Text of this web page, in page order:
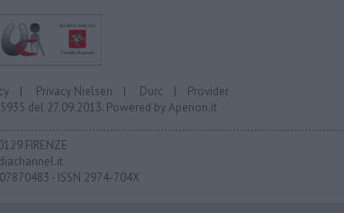
| Privacy Nielsen | Durc | Provider
del 27.09.2013. Powered byAperion.it
FIRENZE
- ISSN 2974-704X